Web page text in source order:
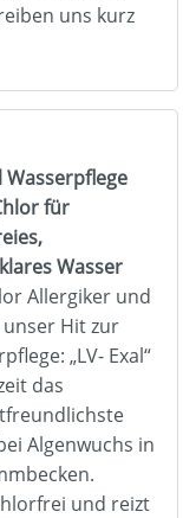
uns kurz
Wasserpflege
für
Wasser
Allergiker und
Hit zur
„LV- Exal“
das
Algenwuchs in
und reizt